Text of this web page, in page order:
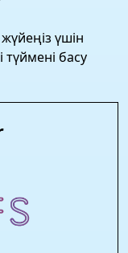
үшін
басу